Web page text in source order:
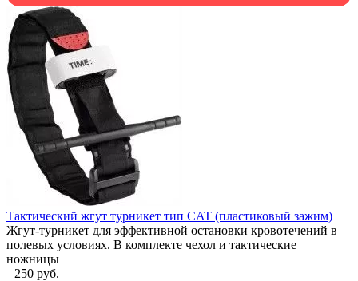
Тактический жгут турникет тип CAT (пластиковый зажим)
Жгут-турникет для эффективной остановки кровотечений в
полевых условиях. В комплекте чехол и тактические
ножницы
250 руб.